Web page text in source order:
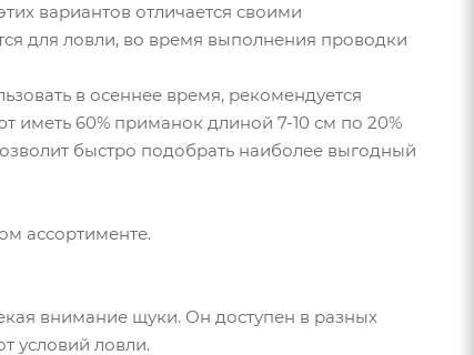
вариантов отличается своими
для ловли, во время выполнения проводки
в осеннее время, рекомендуется
иметь 60% приманок длиной 7-10 см по 20%
быстро подобрать наиболее выгодный
ассортименте.
внимание щуки. Он доступен в разных
условий ловли.